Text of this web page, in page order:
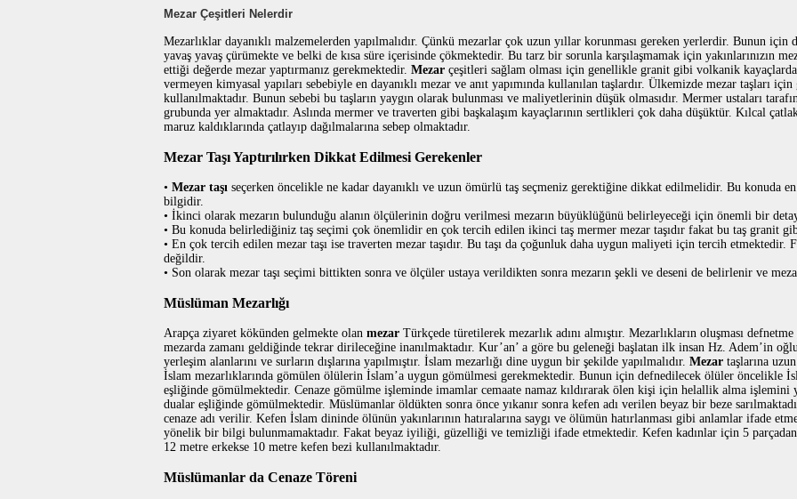
Mezar Çeşitleri Nelerdir
Mezarlıklar dayanıklı malzemelerden yapılmalıdır. Çünkü mezarlar çok uzun yıllar korunması gereken yerlerdir. Bunun için
yavaş yavaş çürümekte ve belki de kısa süre içerisinde çökmektedir. Bu tarz bir sorunla karşılaşmamak için yakınlarınızın
ettiği değerde mezar yaptırmanız gerekmektedir. Mezar çeşitleri sağlam olması için genellikle granit gibi volkanik
vermeyen kimyasal yapıları sebebiyle en dayanıklı mezar ve anıt yapımında kullanılan taşlardır. Ülkemizde mezar taşları
kullanılmaktadır. Bunun sebebi bu taşların yaygın olarak bulunması ve maliyetlerinin düşük olmasıdır. Mermer ustaları
grubunda yer almaktadır. Aslında mermer ve traverten gibi başkalaşım kayaçlarının sertlikleri çok daha düşüktür. Kılcal çatlak
maruz kaldıklarında çatlayıp dağılmalarına sebep olmaktadır.
Mezar Taşı Yaptırılırken Dikkat Edilmesi Gerekenler
• Mezar taşı seçerken öncelikle ne kadar dayanıklı ve uzun ömürlü taş seçmeniz gerektiğine dikkat edilmelidir. Bu konuda
bilgidir.
• İkinci olarak mezarın bulunduğu alanın ölçülerinin doğru verilmesi mezarın büyüklüğünü belirleyeceği için önemli bir
• Bu konuda belirlediğiniz taş seçimi çok önemlidir en çok tercih edilen ikinci taş mermer mezar taşıdır fakat bu taş granit
• En çok tercih edilen mezar taşı ise traverten mezar taşıdır. Bu taşı da çoğunluk daha uygun maliyeti için tercih etmektedir.
değildir.
• Son olarak mezar taşı seçimi bittikten sonra ve ölçüler ustaya verildikten sonra mezarın şekli ve deseni de belirlenir ve
Müslüman Mezarlığı
Arapça ziyaret kökünden gelmekte olan mezar Türkçede türetilerek mezarlık adını almıştır. Mezarlıkların oluşması
mezarda zamanı geldiğinde tekrar dirileceğine inanılmaktadır. Kur’an’ a göre bu geleneği başlatan ilk insan Hz. Adem’in
yerleşim alanlarını ve surların dışlarına yapılmıştır. İslam mezarlığı dine uygun bir şekilde yapılmalıdır. Mezar taşlarına
İslam mezarlıklarında gömülen ölülerin İslam’a uygun gömülmesi gerekmektedir. Bunun için defnedilecek ölüler öncelikle
eşliğinde gömülmektedir. Cenaze gömülme işleminde imamlar cemaate namaz kıldırarak ölen kişi için helallik alma işlemini
dualar eşliğinde gömülmektedir. Müslümanlar öldükten sonra önce yıkanır sonra kefen adı verilen beyaz bir beze
cenaze adı verilir. Kefen İslam dininde ölünün yakınlarının hatıralarına saygı ve ölümün hatırlanması gibi anlamlar ifade
yönelik bir bilgi bulunmamaktadır. Fakat beyaz iyiliği, güzelliği ve temizliği ifade etmektedir. Kefen kadınlar için 5 parçadan
12 metre erkekse 10 metre kefen bezi kullanılmaktadır.
Müslümanlar da Cenaze Töreni